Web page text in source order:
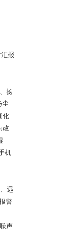
报
扬
尘
化
改
机
远
警
声